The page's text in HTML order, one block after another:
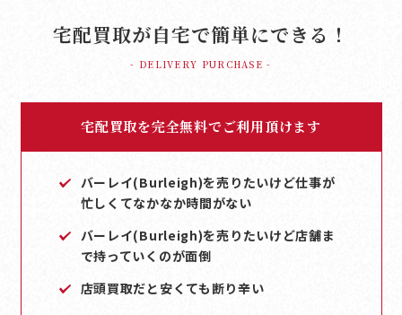
宅配買取が自宅で簡単にできる！
- DELIVERY PURCHASE -
宅配買取を完全無料でご利用頂けます
バーレイ(Burleigh)を売りたいけど仕事が
忙しくてなかなか時間がない
バーレイ(Burleigh)を売りたいけど店舗ま
で持っていくのが面倒
店頭買取だと安くても断り辛い